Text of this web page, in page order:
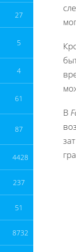
27
5
4
61
87
4428
237
51
8732
В